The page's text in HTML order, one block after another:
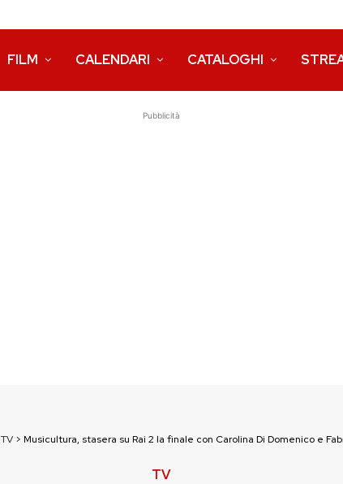
FILM CALENDARI CATALOGHI
Pubblicità
TV> Musicultura, stasera su Rai 2 la finale con Carolina Di Domenico e
TV